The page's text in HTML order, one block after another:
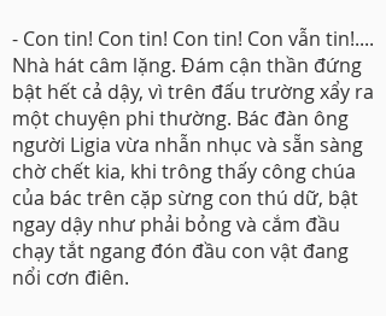
- Con tin! Con tin! Con tin! Con vẫn tin!....
Nhà hát câm lặng. Đám cận thần đứng
bật hết cả dậy, vì trên đấu trường xẩy ra
một chuyện phi thường. Bác đàn ông
người Ligia vừa nhẫn nhục và sẵn sàng
chờ chết kia, khi trông thấy công chúa
của bác trên cặp sừng con thú dữ, bật
ngay dậy như phải bỏng và cắm đầu
chạy tắt ngang đón đầu con vật đang
nổi cơn điên.